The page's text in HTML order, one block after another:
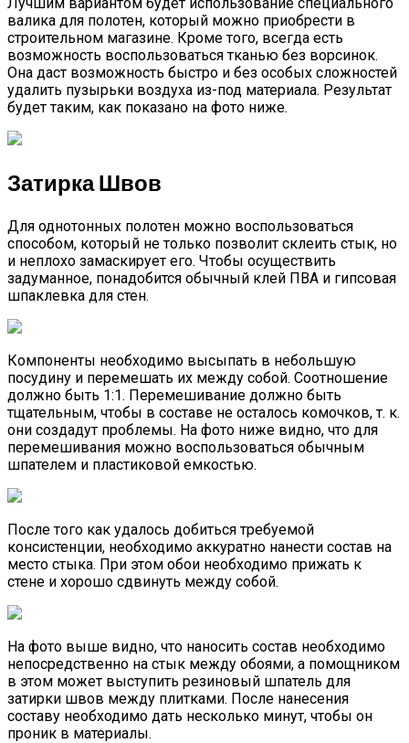
валика для полотен, который можно приобрести в
строительном магазине. Кроме того, всегда есть
возможность воспользоваться тканью без ворсинок.
Она даст возможность быстро и без особых сложностей
удалить пузырьки воздуха из-под материала. Результат
будет таким, как показано на фото ниже.
Затирка Швов
Для однотонных полотен можно воспользоваться
способом, который не только позволит склеить стык, но
и неплохо замаскирует его. Чтобы осуществить
задуманное, понадобится обычный клей ПВА и гипсовая
шпаклевка для стен.
Компоненты необходимо высыпать в небольшую
посудину и перемешать их между собой. Соотношение
должно быть 1:1. Перемешивание должно быть
тщательным, чтобы в составе не осталось комочков, т. к.
они создадут проблемы. На фото ниже видно, что для
перемешивания можно воспользоваться обычным
шпателем и пластиковой емкостью.
После того как удалось добиться требуемой
консистенции, необходимо аккуратно нанести состав на
место стыка. При этом обои необходимо прижать к
стене и хорошо сдвинуть между собой.
На фото выше видно, что наносить состав необходимо
непосредственно на стык между обоями, а помощником
в этом может выступить резиновый шпатель для
затирки швов между плитками. После нанесения
составу необходимо дать несколько минут, чтобы он
проник в материалы.